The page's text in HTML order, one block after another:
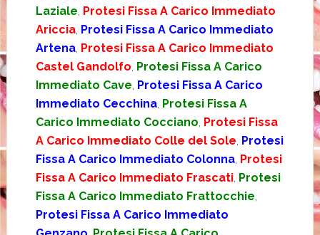
Laziale Protesi Fissa A Carico Immediato
Ariccia, Protesi Fissa A Carico Immediato
Artena, Protesi Fissa A Carico Immediato
Castel Gandolfo Protesi Fissa A Carico
Immediato Cave Protesi Fissa A Carico
Immediato Cecchina, Protesi Fissa A
Carico Immediato Cocciano Protesi Fissa
A Carico Immediato Colle del Sole Protesi
Fissa A Carico Immediato Colonna, Protesi
Fissa A Carico Immediato Frascati, Protesi
Fissa A Carico Immediato Frattocchie
Protesi Fissa A Carico Immediato